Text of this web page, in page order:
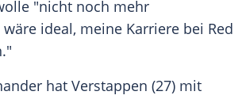
"nicht noch mehr
wäre ideal, meine Karriere bei Red
hat Verstappen (27) mit